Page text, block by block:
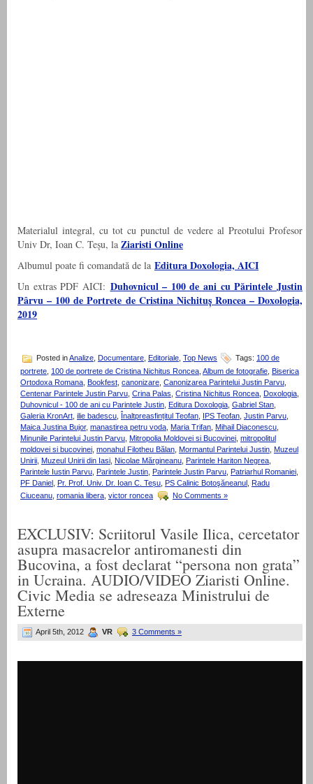
Materialul integral, cu tot cu punctul de vedere al Preotului Profesor
Univ Dr, Ioan C. Teșu, la Ziaristi Online
Albumul poate fi comandată de la Editura Doxologia, AICI
Un extras PDF AICI: Duhovnicul – 100 de ani cu Părintele Justin
Pârvu – 100 de Portrete de Cristina Nichituș Roncea – Doxologia,
2019
Posted inAnalize Documentare Editoriale Top News Tags: 100 de
portrete, 100 de portrete de Cristina Nichitus Roncea, Album de fotografie, Biserica
Ortodoxa Romana, Bookfest, canonizare, Canonizarea Parintelui Justin Parvu,
Centenar Parintele Justin Parvu, Crina Palas, Cristina Nichitus Roncea, Doxologia,
Duhovnicul - 100 de ani cu Parintele Justin, Editura Doxologia, Gabriel Stan,
Galeria KronArt, ilie badescu, Înaltpreasfințitul Teofan, IPS Teofan, Justin Parvu,
Maica Justina Bujor, manastirea petru voda, Maria Trifan, Mihail Diaconescu,
Minunile Parintelui Justin Parvu, Mitropolia Moldovei si Bucovinei, mitropolitul
moldovei si bucovinei, monahul Filotheu Bălan, Mormantul Parintelui Justin, Muzeul
Unirii, Muzeul Unirii din Iasi, Nicolae Mărgineanu, Parintele Hariton Negrea,
Parintele Iustin Parvu, Parintele Justin, Parintele Justin Parvu, Patriarhul Romaniei,
PF Daniel , Pr. Prof. Univ. Dr. Ioan C. Teșu, PS Calinic Botoşăneanul , Radu
Ciuceanu romania libera victor roncea No Comments »
EXCLUSIV: Scriitorul Vasile Ilica, cercetator
asupra masacrelor antiromanesti din
Bucovina, a fost declarat “persona non grata”
in Ucraina. AUDIO/VIDEO Ziaristi Online.
Civic Media se adreseaza Ministrului de
Externe
April 5th, 2012 VR 3 Comments »